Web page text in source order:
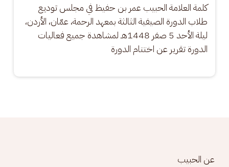
كلمة العلامة الحبيب عمر بن حفيظ في مجلس توديع
طلاب الدورة الصيفية الثالثة بمعهد الرحمة، عمّان، الأردن،
ليلة الأحد 5 صفر 1448هـ لمشاهدة جميع فعاليات
الدورة تقرير عن اختتام الدورة
Footer menu
عن الحبيب